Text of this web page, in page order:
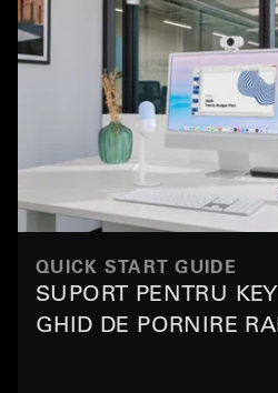
QUICK START GUIDE
SUPORT PENTRU
GHID DE PORNIRE